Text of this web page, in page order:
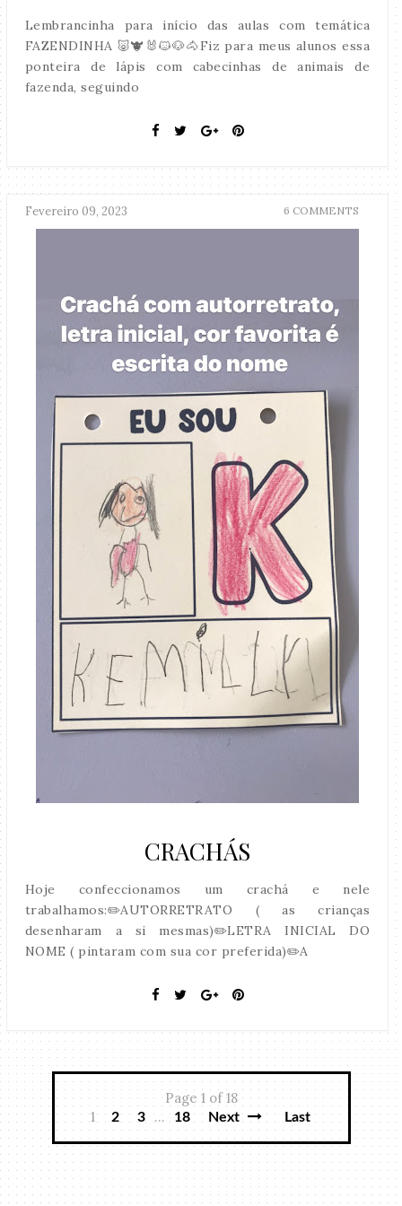
Lembrancinha para início das aulas com temática
FAZENDINHA 🐷🐮🐰🐱🐶🐴Fiz para meus alunos essa
ponteira de lápis com cabecinhas de animais de
fazenda, seguindo
Fevereiro 09, 2023 6 COMMENTS
CRACHÁS
Hoje confeccionamos um crachá e nele
trabalhamos:✏️AUTORRETRATO ( as crianças
desenharam a si mesmas)✏️LETRA INICIAL DO
NOME ( pintaram com sua cor preferida)✏️A
Page 1 of 18
1
2 3 ... 18 Next Last